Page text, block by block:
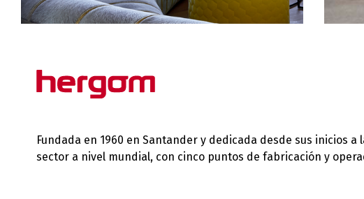
Fundada en 1960 en Santander y dedicada desde sus inicios
sector a nivel mundial, con cinco puntos de fabricación y